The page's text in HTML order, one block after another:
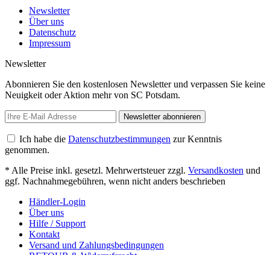
Newsletter
Über uns
Datenschutz
Impressum
Newsletter
Abonnieren Sie den kostenlosen Newsletter und verpassen Sie keine
Neuigkeit oder Aktion mehr von SC Potsdam.
Newsletter abonnieren
Ich habe die Datenschutzbestimmungen zur Kenntnis
genommen.
* Alle Preise inkl. gesetzl. Mehrwertsteuer zzgl. Versandkosten und
ggf. Nachnahmegebühren, wenn nicht anders beschrieben
Händler-Login
Über uns
Hilfe / Support
Kontakt
Versand und Zahlungsbedingungen